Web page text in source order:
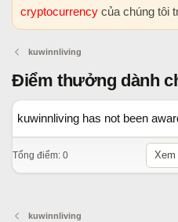
cryptocurrency của chúng tôi
kuwinnliving
Điểm thưởng dành
kuwinnliving has not been
Tổng điểm: 0
kuwinnliving